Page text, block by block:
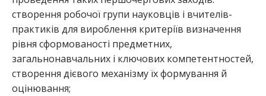
створення робочої групи науковців і вчителів-
практиків для вироблення критеріїв визначення
рівня сформованості предметних,
загальнонавчальних і ключових компетентностей,
створення дієвого механізму їх формування й
оцінювання;